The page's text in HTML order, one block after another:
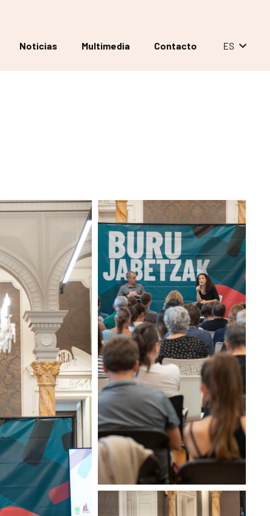
Noticias Multimedia Contacto ES